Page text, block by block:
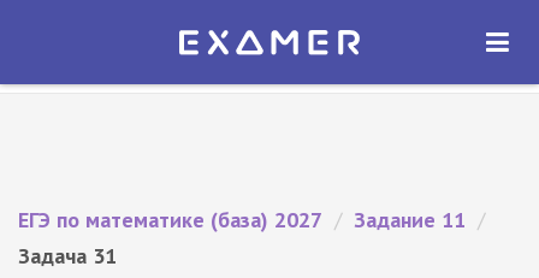
Экзамер — ЕГЭ 2027
ОТКРЫТЬ
ЕГЭ по математике (база) 2027 / Задание 11 /
Задача 31